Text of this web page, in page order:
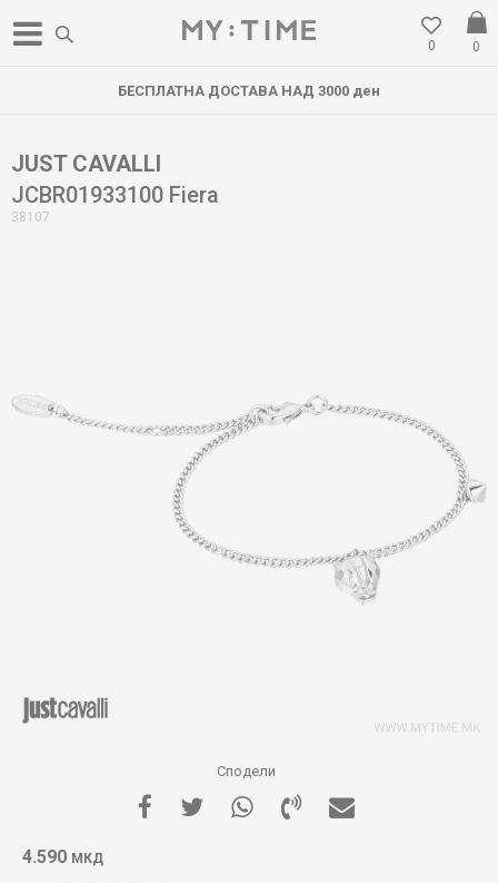
0
0
БЕСПЛАТНА ДОСТАВА НАД 3000 ден
JUST CAVALLI
JCBR01933100 Fiera
38107
Сподели
4.590 МКД